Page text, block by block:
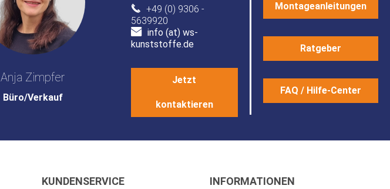
Anja Zimpfer
Büro/Verkauf
+49 (0) 9306 -
5639920
info (at) ws-
kunststoffe.de
Jetzt
kontaktieren
Montageanleitungen
Ratgeber
FAQ / Hilfe-Center
KUNDENSERVICE INFORMATIONEN